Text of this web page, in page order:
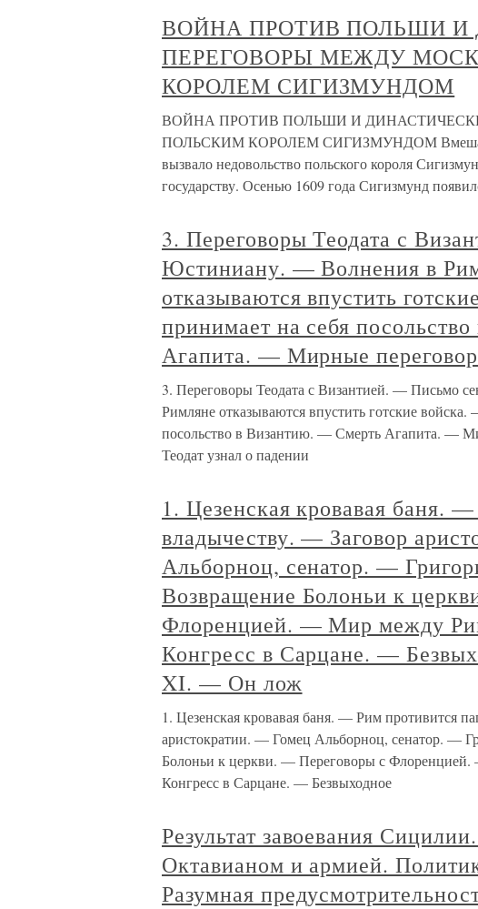
ВОЙНА ПРОТИВ ПОЛЬШИ И
ПЕРЕГОВОРЫ МЕЖДУ
КОРОЛЕМ СИГИЗМУНДОМ
ВОЙНА ПРОТИВ ПОЛЬШИ И
ПОЛЬСКИМ КОРОЛЕМ СИГИЗМУНДОМ
вызвало недовольство польского короля
государству. Осенью 1609 года Сигизмунд
3. Переговоры Теодата с
Юстиниану. — Волнения в
отказываются впустить
принимает на себя
Агапита. — Мирные
3. Переговоры Теодата с Византией. — Письмо
Римляне отказываются впустить готские
посольство в Византию. — Смерть Агапита. —
Теодат узнал о падении
1. Цезенская кровавая баня.
владычеству. — Заговор
Альборноц, сенатор. —
Возвращение Болоньи к
Флоренцией. — Мир между
Конгресс в Сарцане. —
XI. — Он лож
1. Цезенская кровавая баня. — Рим противится
аристократии. — Гомец Альборноц, сенатор. —
Болоньи к церкви. — Переговоры с
Конгресс в Сарцане. — Безвыходное
Результат завоевания
Октавианом и армией.
Разумная